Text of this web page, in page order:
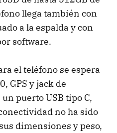
llega también con
a la espalda y con
software.
el teléfono se espera
GPS y jack de
puerto USB tipo C,
no ha sido
dimensiones y peso,